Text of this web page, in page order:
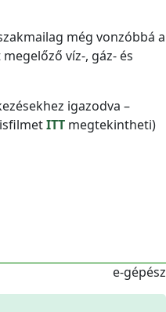
még vonzóbbá a
víz-, gáz- és
igazodva –
ITTmegtekintheti)
e-gépész